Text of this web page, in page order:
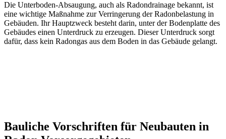
Die Unterboden-Absaugung, auch als Radondrainage bekannt, ist
eine wichtige Maßnahme zur Verringerung der Radonbelastung in
Gebäuden. Ihr Hauptzweck besteht darin, unter der Bodenplatte des
Gebäudes einen Unterdruck zu erzeugen. Dieser Unterdruck sorgt
dafür, dass kein Radongas aus dem Boden in das Gebäude gelangt.
Bauliche Vorschriften für Neubauten in